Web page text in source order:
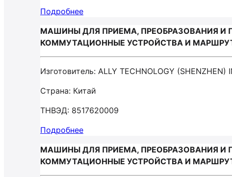
Подробнее
МАШИНЫ ДЛЯ ПРИЕМА, ПРЕОБРАЗОВАНИЯ И
КОММУТАЦИОННЫЕ УСТРОЙСТВА И
Изготовитель: ALLY TECHNOLOGY (SHENZHEN)
Страна: Китай
ТНВЭД: 8517620009
Подробнее
МАШИНЫ ДЛЯ ПРИЕМА, ПРЕОБРАЗОВАНИЯ И
КОММУТАЦИОННЫЕ УСТРОЙСТВА И